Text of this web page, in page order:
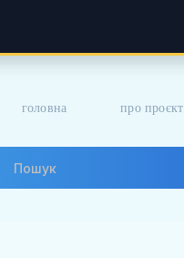
головна про проєкт